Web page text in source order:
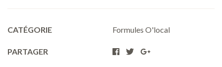
CATÉGORIE Formules O'local
PARTAGER